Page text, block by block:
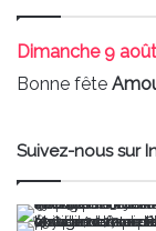
Dimanche9
Bonne fête
Suivez-nous sur